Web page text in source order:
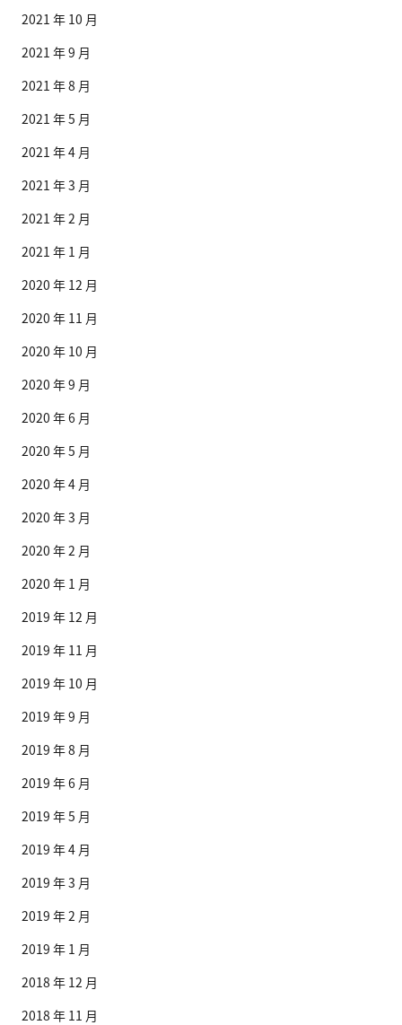
2021 年 10 月
2021 年 9 月
2021 年 8 月
2021 年 5 月
2021 年 4 月
2021 年 3 月
2021 年 2 月
2021 年 1 月
2020 年 12 月
2020 年 11 月
2020 年 10 月
2020 年 9 月
2020 年 6 月
2020 年 5 月
2020 年 4 月
2020 年 3 月
2020 年 2 月
2020 年 1 月
2019 年 12 月
2019 年 11 月
2019 年 10 月
2019 年 9 月
2019 年 8 月
2019 年 6 月
2019 年 5 月
2019 年 4 月
2019 年 3 月
2019 年 2 月
2019 年 1 月
2018 年 12 月
2018 年 11 月